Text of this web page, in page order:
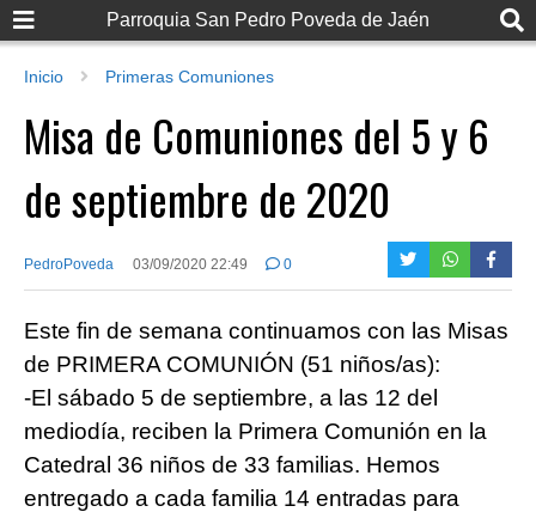
Parroquia San Pedro Poveda de Jaén
Inicio Primeras Comuniones
Misa de Comuniones del 5 y 6
de septiembre de 2020
PedroPoveda 03/09/2020 22:49 0
Este fin de semana continuamos con las Misas
de PRIMERA COMUNIÓN (51 niños/as):
-El sábado 5 de septiembre, a las 12 del
mediodía, reciben la Primera Comunión en la
Catedral 36 niños de 33 familias. Hemos
entregado a cada familia 14 entradas para